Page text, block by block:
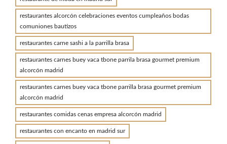
restaurantes alcorcón celebraciones eventos cumpleaños bodas
comuniones bautizos
restaurantes carne sashi a la parrilla brasa
restaurantes carnes buey vaca tbone parrila brasa gourmet premium
alcorcón madrid
restaurantes carnes buey vaca tbone parrilla brasa gourmet premium
alcorcón madrid
restaurantes comidas cenas empresa alcorcón madrid
restaurantes con encanto en madrid sur